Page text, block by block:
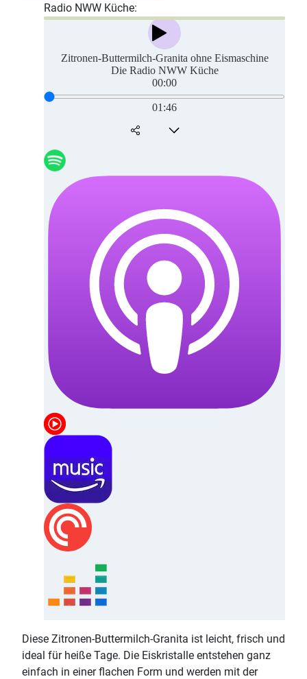
Radio NWW Küche:
Diese Zitronen-Buttermilch-Granita ist leicht, frisch und
ideal für heiße Tage. Die Eiskristalle entstehen ganz
einfach in einer flachen Form und werden mit der